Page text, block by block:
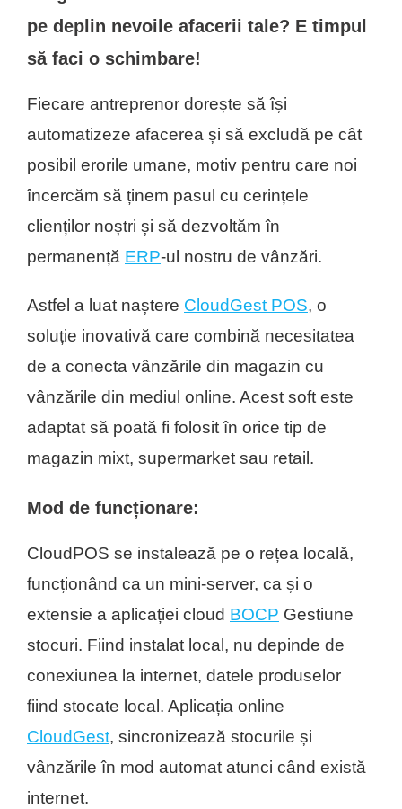
pe deplin nevoile afacerii tale? E timpul
să faci o schimbare!
Fiecare antreprenor dorește să își
automatizeze afacerea și să excludă pe cât
posibil erorile umane, motiv pentru care noi
încercăm să ținem pasul cu cerințele
clienților noștri și să dezvoltăm în
permanență ERP-ul nostru de vânzări.
Astfel a luat naștere CloudGest POS, o
soluție inovativă care combină necesitatea
de a conecta vânzările din magazin cu
vânzările din mediul online. Acest soft este
adaptat să poată fi folosit în orice tip de
magazin mixt, supermarket sau retail.
Mod de funcționare:
CloudPOS se instalează pe o rețea locală,
funcționând ca un mini-server, ca și o
extensie a aplicației cloud BOCP Gestiune
stocuri. Fiind instalat local, nu depinde de
conexiunea la internet, datele produselor
fiind stocate local. Aplicația online
CloudGest, sincronizează stocurile și
vânzările în mod automat atunci când există
internet.